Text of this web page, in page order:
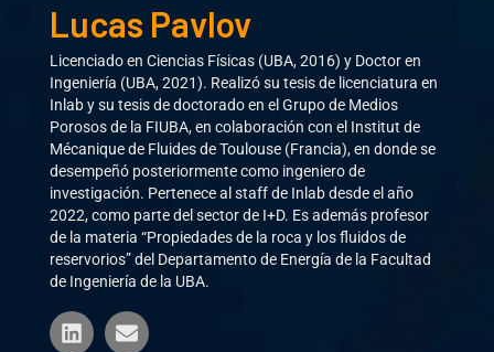
Lucas Pavlov
Licenciado en Ciencias Físicas (UBA, 2016) y Doctor en
Ingeniería (UBA, 2021). Realizó su tesis de licenciatura en
Inlab y su tesis de doctorado en el Grupo de Medios
Porosos de la FIUBA, en colaboración con el Institut de
Mécanique de Fluides de Toulouse (Francia), en donde se
desempeñó posteriormente como ingeniero de
investigación. Pertenece al staff de Inlab desde el año
2022, como parte del sector de I+D. Es además profesor
de la materia “Propiedades de la roca y los fluidos de
reservorios” del Departamento de Energía de la Facultad
de Ingeniería de la UBA.